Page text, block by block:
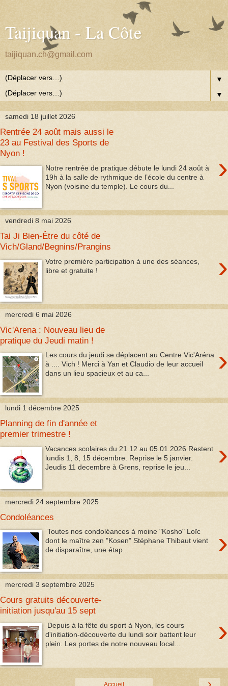
Taijiquan - La Côte
taijiquan.ch@gmail.com
▼
▼
samedi 18 juillet 2026
Rentrée 24 août mais aussi le
23 au Festival des Sports de
Nyon !
›
Notre rentrée de pratique débute le lundi 24 août à
19h à la salle de rythmique de l’école du centre à
Nyon (voisine du temple). Le cours du...
vendredi 8 mai 2026
Tai Ji Bien-Être du côté de
Vich/Gland/Begnins/Prangins
›
Votre première participation à une des séances,
libre et gratuite !
mercredi 6 mai 2026
Vic'Arena : Nouveau lieu de
pratique du Jeudi matin !
›
Les cours du jeudi se déplacent au Centre Vic'Aréna
à .... Vich ! Merci à Yan et Claudio de leur accueil
dans un lieu spacieux et au ca...
lundi 1 décembre 2025
Planning de fin d'année et
premier trimestre !
›
Vacances scolaires du 21.12 au 05.01.2026 Restent
lundis 1, 8, 15 décembre. Reprise le 5 janvier.
Jeudis 11 decembre à Grens, reprise le jeu...
mercredi 24 septembre 2025
Condoléances
›
Toutes nos condoléances à moine "Kosho" Loïc
dont le maître zen "Kosen" Stéphane Thibaut vient
de disparaître, une étap...
mercredi 3 septembre 2025
Cours gratuits découverte-
initiation jusqu'au 15 sept
›
Depuis à la fête du sport à Nyon, les cours
d'initiation-découverte du lundi soir battent leur
plein. Les portes de notre nouveau local...